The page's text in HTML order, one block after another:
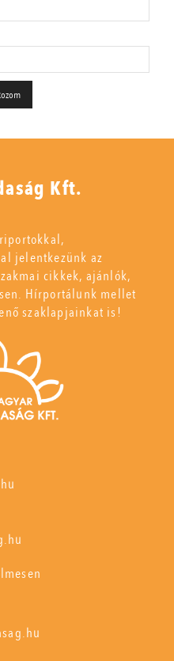
Kft.
jelentkezünk az
cikkek, ajánlók,
Hírportálunk mellet
szaklapjainkat is!